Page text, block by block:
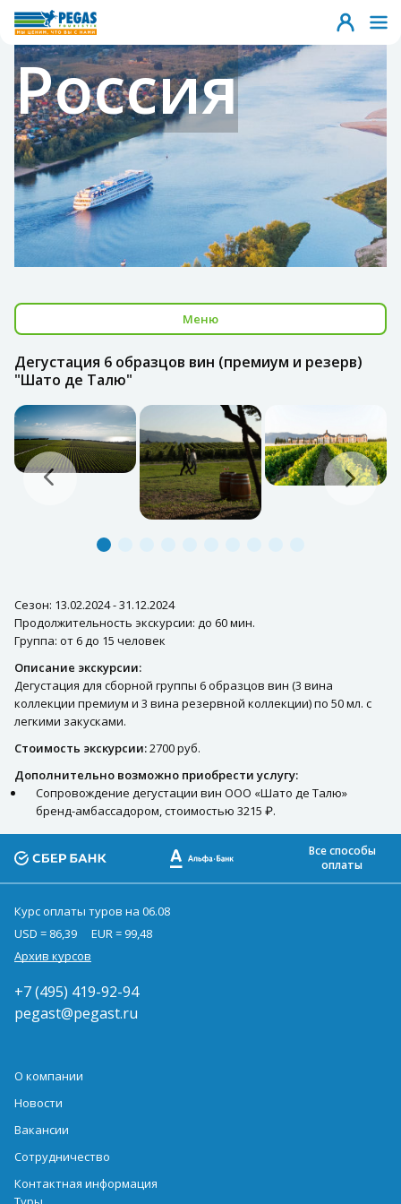
Россия
Меню
Дегустация 6 образцов вин (премиум и резерв)
"Шато де Талю"
Сезон: 13.02.2024 - 31.12.2024
Продолжительность экскурсии: до 60 мин.
Группа: от 6 до 15 человек
Описание экскурсии:
Дегустация для сборной группы 6 образцов вин (3 вина
коллекции премиум и 3 вина резервной коллекции) по 50 мл. с
легкими закусками.
Стоимость экскурсии:2700 руб.
Дополнительно возможно приобрести услугу:
Сопровождение дегустации вин ООО «Шато де Талю»
бренд-амбассадором, стоимостью 3215 ₽.
Все способы
оплаты
Курс оплаты туров на 06.08
USD = 86,39
EUR = 99,48
Архив курсов
+7 (495) 419-92-94
pegast@pegast.ru
О компании
Новости
Вакансии
Сотрудничество
Контактная информация